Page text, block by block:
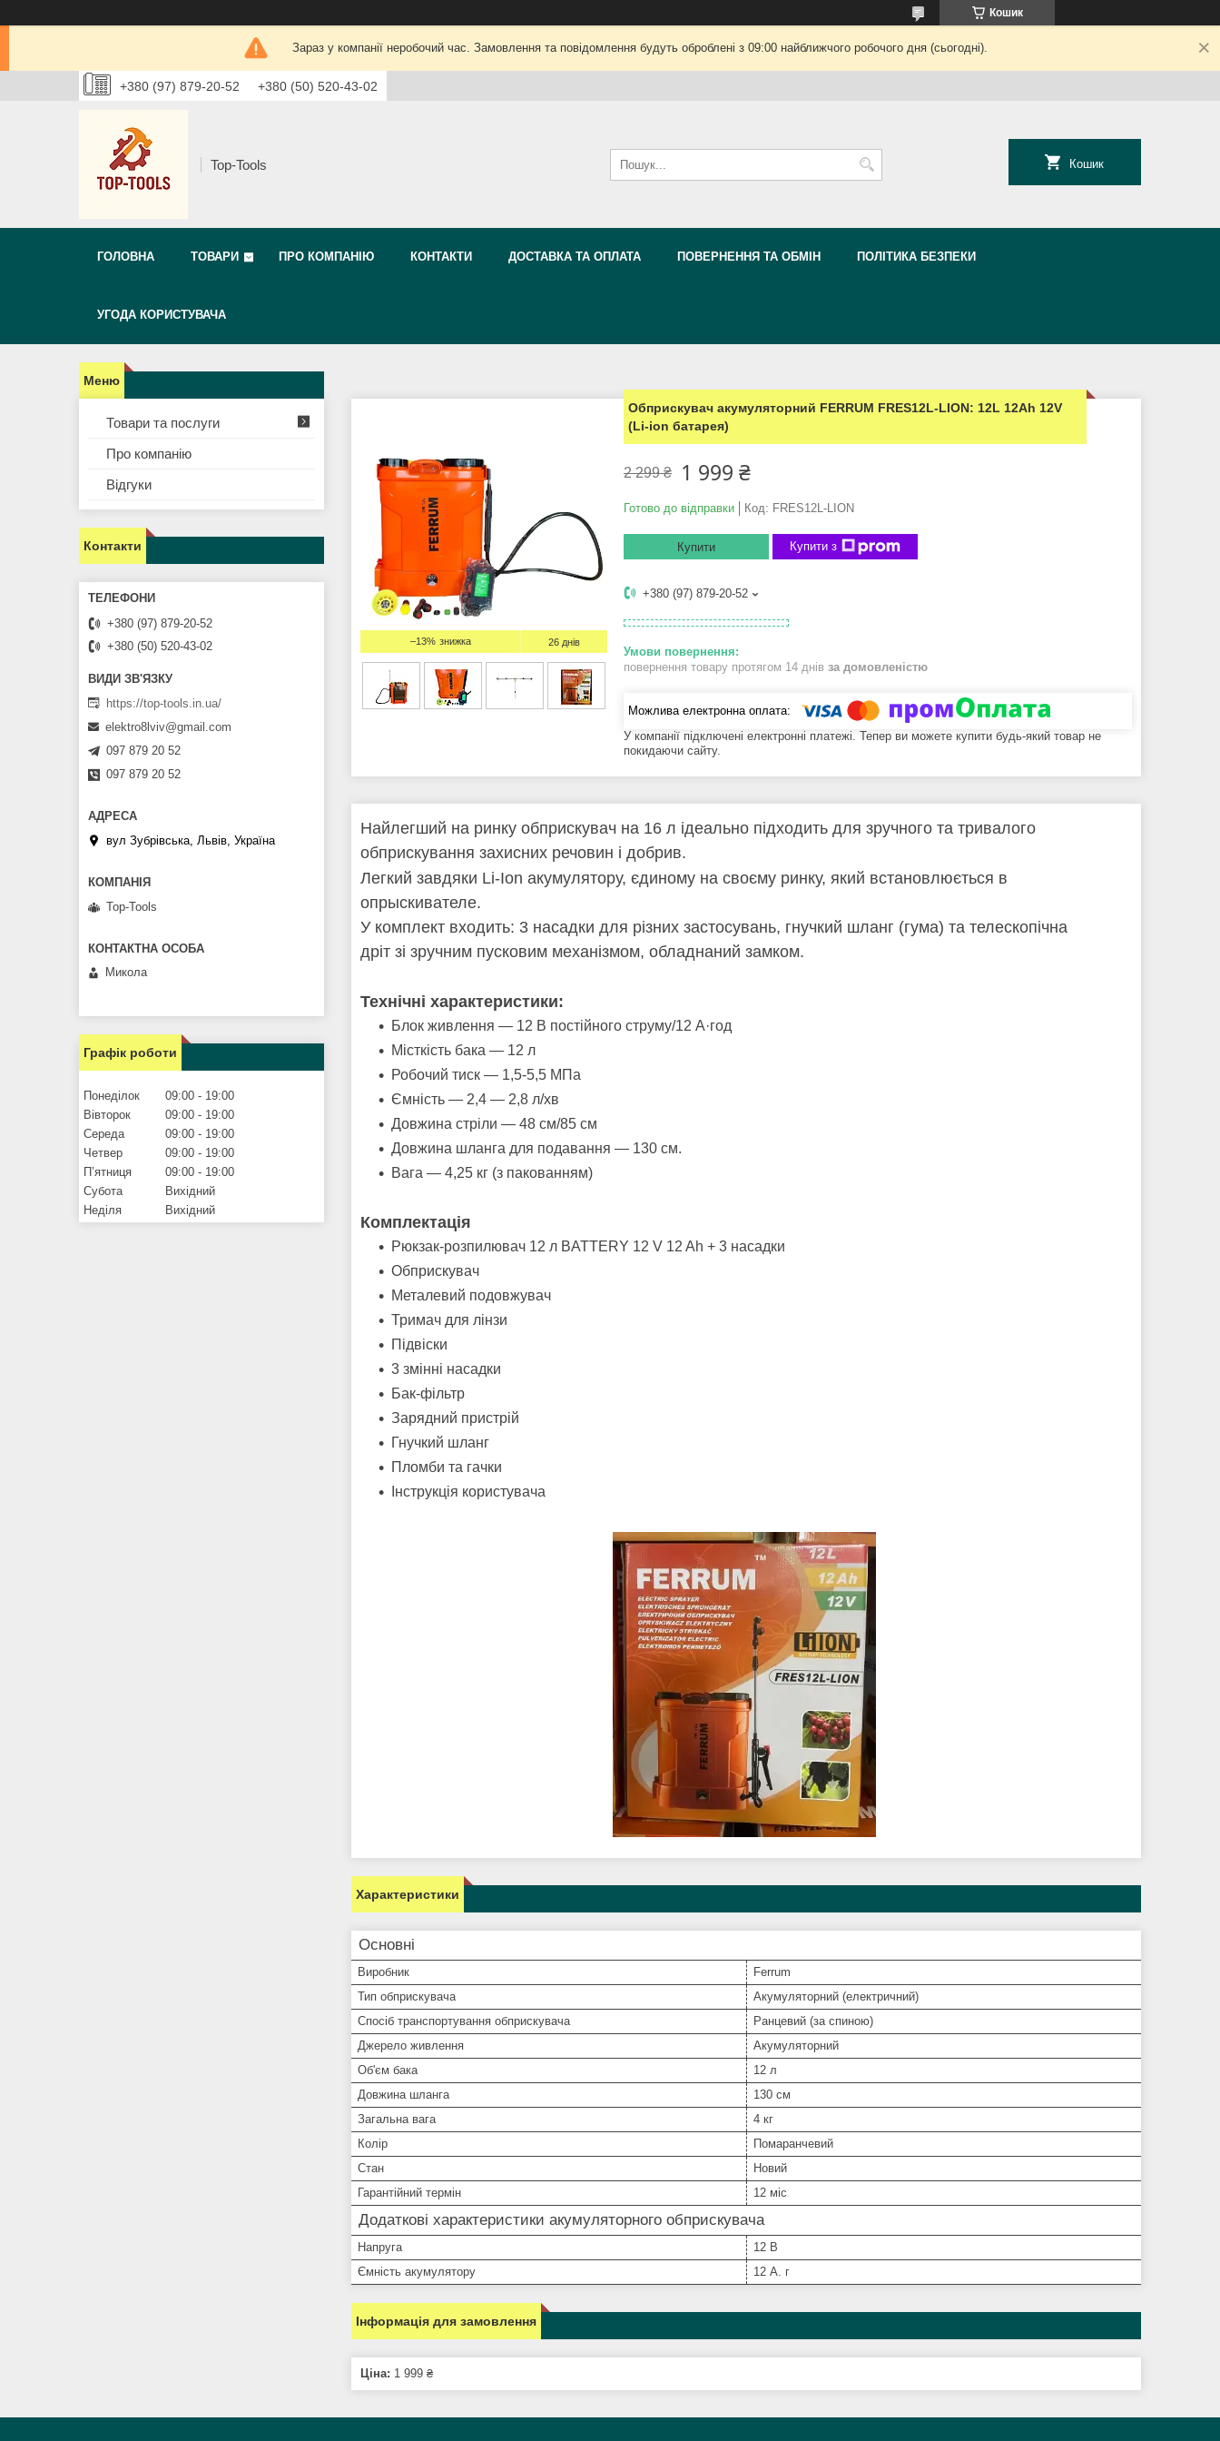
Кошик
Зараз у компанії неробочий час. Замовлення та повідомлення будуть оброблені з 09:00 найближчого робочого дня (сьогодні).
+380 (97) 879-20-52 +380 (50) 520-43-02
Top-Tools Кошик
ГОЛОВНА ТОВАРИ ПРО КОМПАНІЮ КОНТАКТИ ДОСТАВКА ТА ОПЛАТА ПОВЕРНЕННЯ ТА ОБМІН ПОЛІТИКА БЕЗПЕКИ
УГОДА КОРИСТУВАЧА
–13% 26 днів
Обприскувач акумуляторний FERRUM FRES12L-LION: 12L 12Ah 12V
(Li-ion батарея)
2 299 ₴ 1 999 ₴
Готово до відправки Код: FRES12L-LION
Купити Купити з
+380 (97) 879-20-52
повернення товару протягом 14 днів за домовленістю
У компанії підключені електронні платежі. Тепер ви можете купити будь-який товар не
покидаючи сайту.
Найлегший на ринку обприскувач на 16 л ідеально підходить для зручного та тривалого
обприскування захисних речовин і добрив.
Легкий завдяки Li-Ion акумулятору, єдиному на своєму ринку, який встановлюється в
опрыскивателе.
У комплект входить: 3 насадки для різних застосувань, гнучкий шланг (гума) та телескопічна
дріт зі зручним пусковим механізмом, обладнаний замком.
Технічні характеристики:
Блок живлення — 12 В постійного струму/12 А·год
Місткість бака — 12 л
Робочий тиск — 1,5-5,5 МПа
Ємність — 2,4 — 2,8 л/хв
Довжина стріли — 48 см/85 см
Довжина шланга для подавання — 130 см.
Вага — 4,25 кг (з пакованням)
Комплектація
Рюкзак-розпилювач 12 л BATTERY 12 V 12 Ah + 3 насадки
Обприскувач
Металевий подовжувач
Тримач для лінзи
Підвіски
3 змінні насадки
Бак-фільтр
Зарядний пристрій
Гнучкий шланг
Пломби та гачки
Інструкція користувача
Характеристики
Основні
Виробник
Ferrum
Тип обприскувача
Акумуляторний (електричний)
Спосіб транспортування обприскувача
Ранцевий (за спиною)
Джерело живлення
Акумуляторний
Об'єм бака
12 л
Довжина шланга
130 см
Загальна вага
4 кг
Колір
Помаранчевий
Стан
Новий
Гарантійний термін
12 міс
Додаткові характеристики акумуляторного обприскувача
Напруга
12 В
Ємність акумулятору
12 А. г
Інформація для замовлення
Ціна: 1 999 ₴
Товари та послуги
Про компанію
Відгуки
Контакти
+380 (97) 879-20-52
+380 (50) 520-43-02
https://top-tools.in.ua/
elektro8lviv@gmail.com
097 879 20 52
097 879 20 52
вул Зубрівська, Львів, Україна
Top-Tools
Микола
Графік роботи
Понеділок 09:00
19:00
Вівторок
09:00
19:00
Середа
09:00
19:00
Четвер
09:00
19:00
Пʼятниця
09:00
19:00
Субота
Вихідний
Неділя
Вихідний